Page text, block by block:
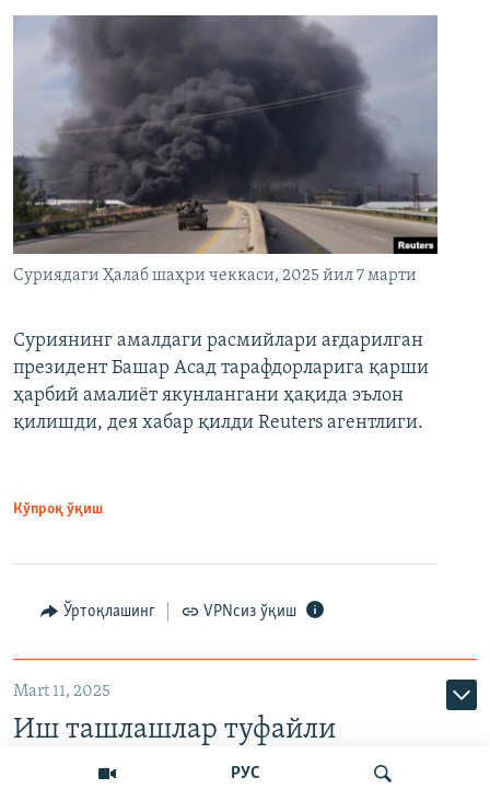
РУС
Суриядаги Ҳалаб шаҳри чеккаси, 2025 йил 7 марти
Суриянинг амалдаги расмийлари ағдарилган
президент Башар Асад тарафдорларига қарши
ҳарбий амалиёт якунлангани ҳақида эълон
қилишди, дея хабар қилди Reuters агентлиги.
Кўпроқ ўқиш
Ўртоқлашинг VPNсиз ўқиш
Mart 11, 2025
Иш ташлашлар туфайли
Германияда 3500 дан зиёд рейс